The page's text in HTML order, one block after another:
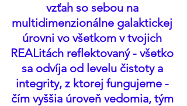
vzťah so sebou na
multidimenzionálne galaktickej
úrovni vo všetkom v tvojich
REALitách reflektovaný - všetko
sa odvíja od levelu čistoty a
integrity, z ktorej fungujeme -
čím vyššia úroveň vedomia, tým